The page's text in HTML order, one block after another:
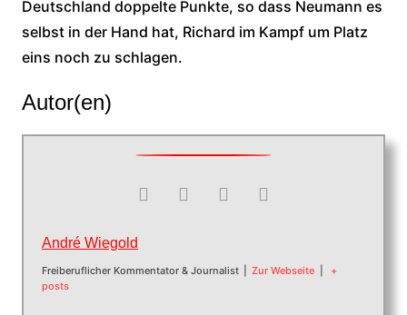
Deutschland doppelte Punkte, so dass Neumann es
selbst in der Hand hat, Richard im Kampf um Platz
eins noch zu schlagen.
Autor(en)
André Wiegold
Freiberuflicher Kommentator & Journalist Zur Webseite
+
posts